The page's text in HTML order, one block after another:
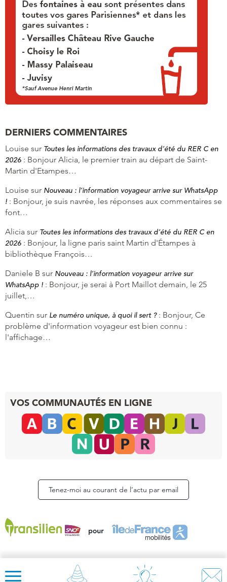
DERNIERS COMMENTAIRES
Louise sur Toutes les informations des travaux d’été du RER C en
2026 : Bonjour Alicia, le premier train au départ de Saint-
Martin d'Etampes…
Louise sur Nouveau : l’information voyageur arrive sur WhatsApp
! : Bonjour, je suis navrée, les réponses aux commentaires se
font…
Alicia sur Toutes les informations des travaux d’été du RER C en
2026 : Bonjour, la ligne paris saint Martin d'Étampes à
bibliothèque François…
Daniele B sur Nouveau : l’information voyageur arrive sur
WhatsApp ! : Bonjour, je serai à Port Maillot demain, le 25
juillet,…
Quentin sur Le numéro unique, à quoi il sert ?: Bonjour, Ce
problème d'information voyageur est bien connu :
l'affichage…
VOS COMMUNAUTÉS EN LIGNE
Tenez-moi au courant de l’actu par email